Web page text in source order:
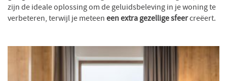
zijn de ideale oplossing om de geluidsbeleving in je woning te
verbeteren, terwijl je meteeneen extra gezellige sfeercreëert.